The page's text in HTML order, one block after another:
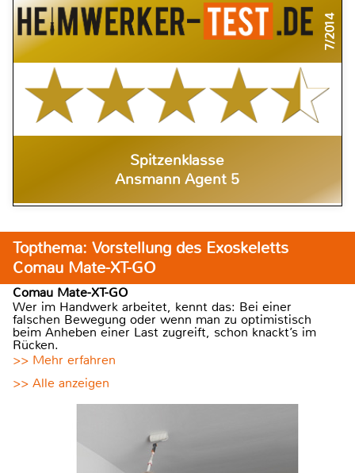
7/2014
Spitzenklasse
Ansmann Agent 5
Topthema: Vorstellung des Exoskeletts
Comau Mate-XT-GO
Comau Mate-XT-GO
Wer im Handwerk arbeitet, kennt das: Bei einer
falschen Bewegung oder wenn man zu optimistisch
beim Anheben einer Last zugreift, schon knackt’s im
Rücken.
>> Mehr erfahren
>> Alle anzeigen